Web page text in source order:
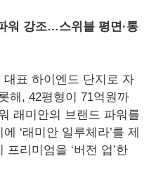
워 강조…스위블 평면·통
표 하이엔드 단지로 자
해, 42평형이 71억원까
래미안의 브랜드 파워를
‘래미안 일루체라’를 제
리미엄을 ‘버전 업’한